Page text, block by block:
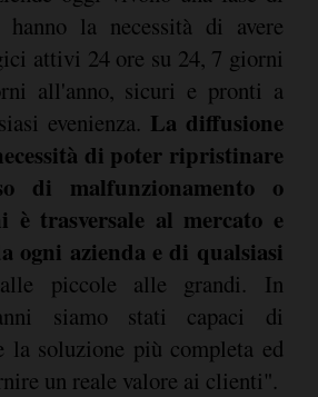
hanno la necessità di avere
attivi 24 ore su 24, 7 giorni
all'anno, sicuri e pronti a
evenienza. La diffusione
di poter ripristinare
di malfunzionamento o
è trasversale al mercato e
ogni azienda e di qualsiasi
piccole alle grandi. In
siamo stati capaci di
la soluzione più completa ed
un reale valore ai clienti".